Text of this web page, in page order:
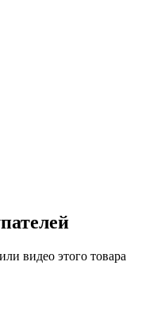
видео этого товара